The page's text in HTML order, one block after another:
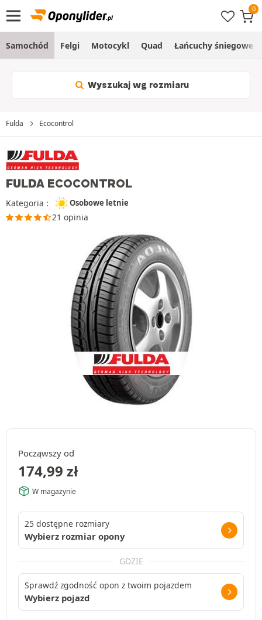
Samochód Felgi Motocykl Quad Łańcuchy śniegowe
Wyszukaj wg rozmiaru
Fulda Ecocontrol
FULDA ECOCONTROL
Kategoria : Osobowe letnie
21 opinia
Począwszy od
174,99 zł
W magazynie
25 dostępne rozmiary
Wybierz rozmiar opony
GDZIE
Sprawdź zgodność opon z twoim pojazdem
Wybierz pojazd